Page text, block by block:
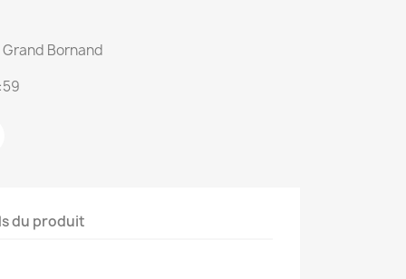
Bornand
du produit